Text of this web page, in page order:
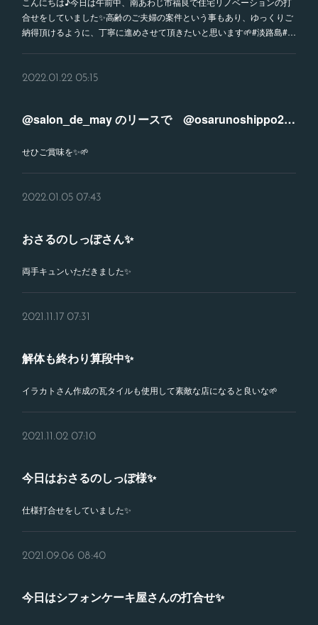
合せをしていました✨高齢のご夫婦の案件という事もあり、ゆっくりご
納得頂けるように、丁寧に進めさせて頂きたいと思います🌱#淡路島#…
2022.01.22 05:15
@salon_de_may のリースで @osarunoshippo21 の開店祝い㊗️
せひご賞味を✨🌱
2022.01.05 07:43
おさるのしっぽさん✨
両手キュンいただきました✨
2021.11.17 07:31
解体も終わり算段中✨
イラカトさん作成の瓦タイルも使用して素敵な店になると良いな🌱
2021.11.02 07:10
今日はおさるのしっぽ様✨
仕様打合せをしていました✨
2021.09.06 08:40
今日はシフォンケーキ屋さんの打合せ✨